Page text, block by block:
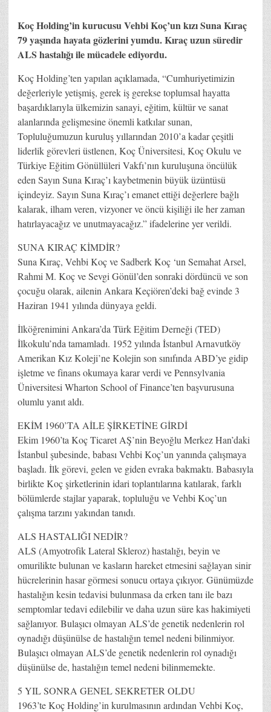
Koç Holding’in kurucusu Vehbi Koç’un kızı Suna Kıraç
79 yaşında hayata gözlerini yumdu. Kıraç uzun süredir
ALS hastalığı ile mücadele ediyordu.
Koç Holding’ten yapılan açıklamada, “Cumhuriyetimizin
değerleriyle yetişmiş, gerek iş gerekse toplumsal hayatta
başardıklarıyla ülkemizin sanayi, eğitim, kültür ve sanat
alanlarında gelişmesine önemli katkılar sunan,
Topluluğumuzun kuruluş yıllarından 2010’a kadar çeşitli
liderlik görevleri üstlenen, Koç Üniversitesi, Koç Okulu ve
Türkiye Eğitim Gönüllüleri Vakfı’nın kuruluşuna öncülük
eden Sayın Suna Kıraç’ı kaybetmenin büyük üzüntüsü
içindeyiz. Sayın Suna Kıraç’ı emanet ettiği değerlere bağlı
kalarak, ilham veren, vizyoner ve öncü kişiliği ile her zaman
hatırlayacağız ve unutmayacağız.” ifadelerine yer verildi.
SUNA KIRAÇ KİMDİR?
Suna Kıraç, Vehbi Koç ve Sadberk Koç ‘un Semahat Arsel,
Rahmi M. Koç ve Sevgi Gönül’den sonraki dördüncü ve son
çocuğu olarak, ailenin Ankara Keçiören’deki bağ evinde 3
Haziran 1941 yılında dünyaya geldi.
İlköğrenimini Ankara’da Türk Eğitim Derneği (TED)
İlkokulu’nda tamamladı. 1952 yılında İstanbul Arnavutköy
Amerikan Kız Koleji’ne Kolejin son sınıfında ABD’ye gidip
işletme ve finans okumaya karar verdi ve Pennsylvania
Üniversitesi Wharton School of Finance’ten başvurusuna
olumlu yanıt aldı.
EKİM 1960’TA AİLE ŞİRKETİNE GİRDİ
Ekim 1960’ta Koç Ticaret AŞ’nin Beyoğlu Merkez Han’daki
İstanbul şubesinde, babası Vehbi Koç’un yanında çalışmaya
başladı. İlk görevi, gelen ve giden evraka bakmaktı. Babasıyla
birlikte Koç şirketlerinin idari toplantılarına katılarak, farklı
bölümlerde stajlar yaparak, topluluğu ve Vehbi Koç’un
çalışma tarzını yakından tanıdı.
ALS HASTALIĞI NEDİR?
ALS (Amyotrofik Lateral Skleroz) hastalığı, beyin ve
omurilikte bulunan ve kasların hareket etmesini sağlayan sinir
hücrelerinin hasar görmesi sonucu ortaya çıkıyor. Günümüzde
hastalığın kesin tedavisi bulunmasa da erken tanı ile bazı
semptomlar tedavi edilebilir ve daha uzun süre kas hakimiyeti
sağlanıyor. Bulaşıcı olmayan ALS’de genetik nedenlerin rol
oynadığı düşünülse de hastalığın temel nedeni bilinmiyor.
Bulaşıcı olmayan ALS’de genetik nedenlerin rol oynadığı
düşünülse de, hastalığın temel nedeni bilinmemekte.
5 YIL SONRA GENEL SEKRETER OLDU
1963’te Koç Holding’in kurulmasının ardından Vehbi Koç,